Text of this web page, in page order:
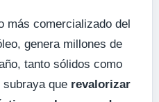
más comercializado del
genera millones de
tanto sólidos como
que revalorizar